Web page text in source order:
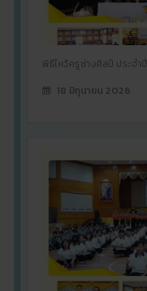
พิธีไหว้ครูช่างศิลป์ ประจำ
18 มิถุนายน 2026